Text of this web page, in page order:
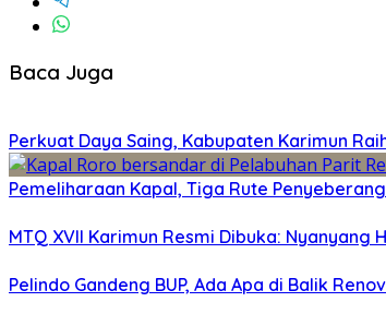
Baca Juga
Perkuat Daya Saing, Kabupaten Karimun
Pemeliharaan Kapal, Tiga Rute
MTQ XVII Karimun Resmi Dibuka:
Pelindo Gandeng BUP, Ada Apa di Balik